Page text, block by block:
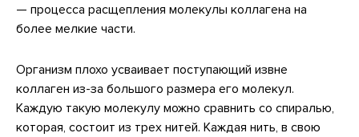
— процесса расщепления молекулы коллагена на
более мелкие части.
Организм плохо усваивает поступающий извне
коллаген из-за большого размера его молекул.
Каждую такую молекулу можно сравнить со спиралью,
которая, состоит из трех нитей. Каждая нить, в свою